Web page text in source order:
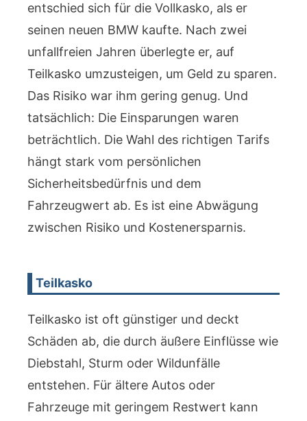
entschied sich für die Vollkasko, als er
seinen neuen BMW kaufte. Nach zwei
unfallfreien Jahren überlegte er, auf
Teilkasko umzusteigen, um Geld zu sparen.
Das Risiko war ihm gering genug. Und
tatsächlich: Die Einsparungen waren
beträchtlich. Die Wahl des richtigen Tarifs
hängt stark vom persönlichen
Sicherheitsbedürfnis und dem
Fahrzeugwert ab. Es ist eine Abwägung
zwischen Risiko und Kostenersparnis.
Teilkasko
Teilkasko ist oft günstiger und deckt
Schäden ab, die durch äußere Einflüsse wie
Diebstahl, Sturm oder Wildunfälle
entstehen. Für ältere Autos oder
Fahrzeuge mit geringem Restwert kann